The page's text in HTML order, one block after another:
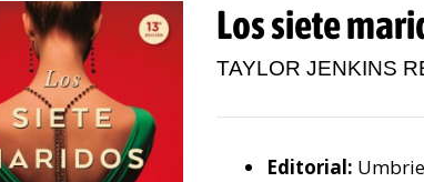
Los siete
TAYLOR JENKINS
Editorial: